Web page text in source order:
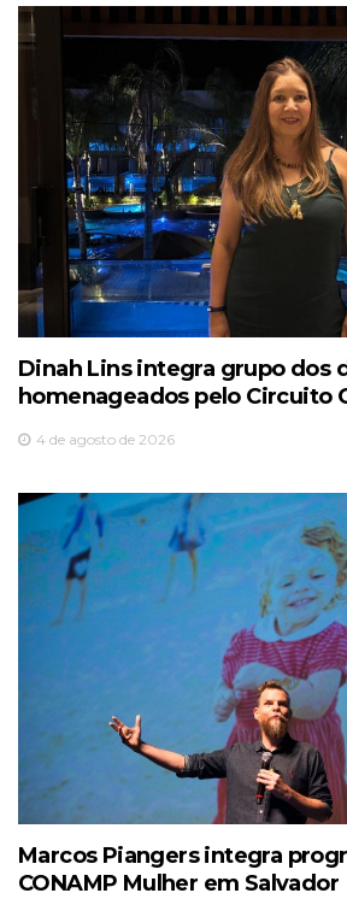
Dinah Lins integra grupo dos
homenageados pelo Circuito
4 de agosto de 2026
Marcos Piangers integra
CONAMP Mulher em Salvador